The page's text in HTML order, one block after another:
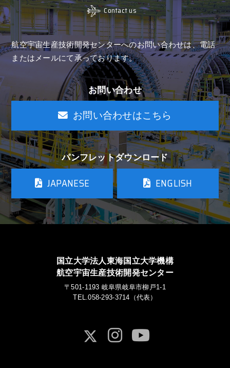
Contact us
航空宇宙生産技術開発センターへのお問い合わせは、電話
またはメールにて承っております。
お問い合わせ
お問い合わせはこちら
パンフレットダウンロード
JAPANESE ENGLISH
国立大学法人東海国立大学機構
航空宇宙生産技術開発センター
〒501-1193 岐阜県岐阜市柳戸1-1
TEL.058-293-3714（代表）